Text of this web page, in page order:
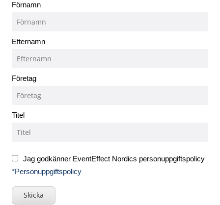
Förnamn
Efternamn
Företag
Titel
Jag godkänner EventEffect Nordics personuppgiftspolicy
*Personuppgiftspolicy
Skicka